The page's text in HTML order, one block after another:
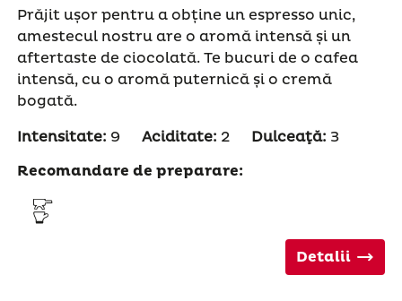
Prăjit ușor pentru a obține un espresso unic,
amestecul nostru are o aromă intensă și un
aftertaste de ciocolată. Te bucuri de o cafea
intensă, cu o aromă puternică și o cremă
bogată.
Intensitate: 9 Aciditate: 2 Dulceaţă: 3
Recomandare de preparare:
Detalii